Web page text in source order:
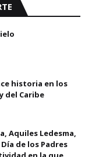
historia en los
del Caribe
Aquiles Ledesma,
de los Padres